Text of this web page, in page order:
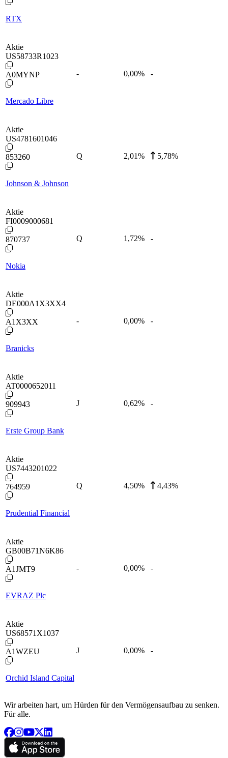
RTX
Aktie
US58733R1023
A0MYNP
Mercado Libre
- 0,00% -
Aktie
US4781601046
853260
Johnson & Johnson
Q 2,01% 5,78%
Aktie
FI0009000681
870737
Nokia
Q 1,72% -
Aktie
DE000A1X3XX4
A1X3XX
Branicks
- 0,00% -
Aktie
AT0000652011
909943
Erste Group Bank
J 0,62% -
Aktie
US7443201022
764959
Prudential Financial
Q 4,50% 4,43%
Aktie
GB00B71N6K86
A1JMT9
EVRAZ Plc
- 0,00% -
Aktie
US68571X1037
A1WZEU
Orchid Island Capital
J 0,00% -
Wir arbeiten hart, um Hürden für den Vermögensaufbau zu senken.
Für alle.